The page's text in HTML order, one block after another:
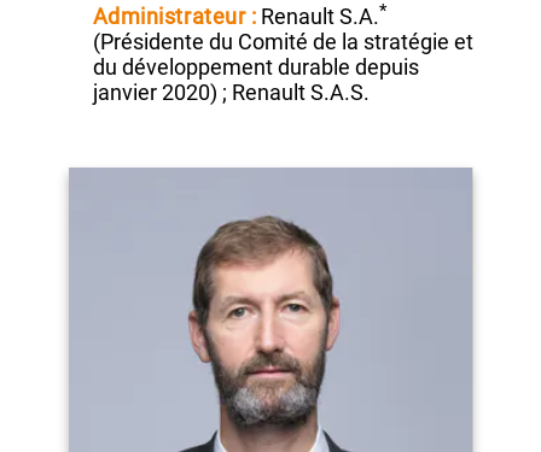
MANDATS OU ACTIVITÉS EXERCÉS
HORS DU GROUPE AIR LIQUIDE
Administrateur : Renault S.A.